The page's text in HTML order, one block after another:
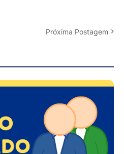
Próxima Postagem